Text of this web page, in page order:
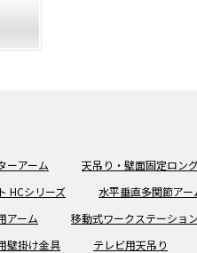
ーアーム
天吊り・壁面固定ロン
HCシリーズ
水平垂直多関節アー
アーム
移動式ワークステーショ
壁掛け金具
テレビ用天吊り